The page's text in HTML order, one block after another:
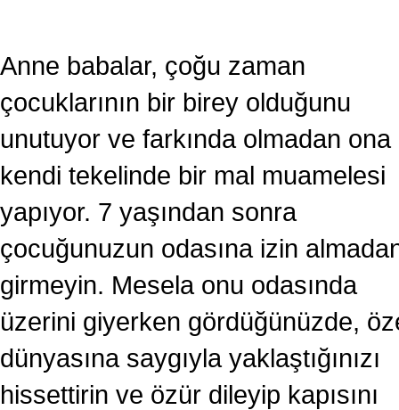
Anne babalar, çoğu zaman
çocuklarının bir birey olduğunu
unutuyor ve farkında olmadan ona
kendi tekelinde bir mal muamelesi
yapıyor. 7 yaşından sonra
çocuğunuzun odasına izin
girmeyin. Mesela onu odasında
üzerini giyerken gördüğünüzde,
dünyasına saygıyla yaklaştığınızı
hissettirin ve özür dileyip kapısını